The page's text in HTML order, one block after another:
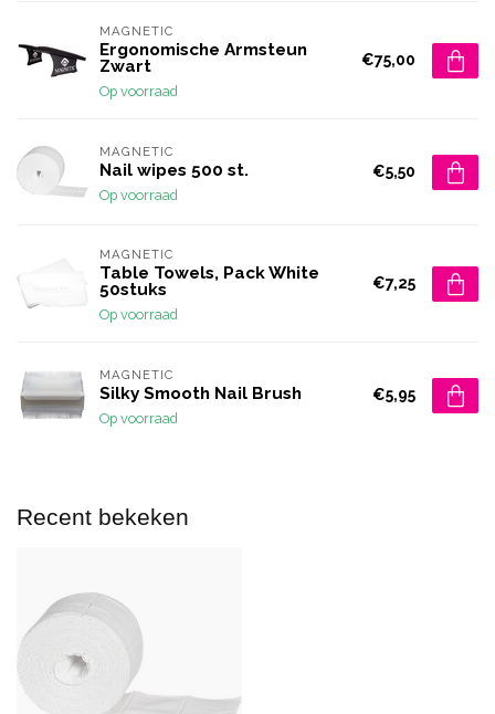
MAGNETIC
Ergonomische Armsteun
Zwart
Op voorraad
€75,00
MAGNETIC
Nail wipes 500 st.
Op voorraad
€5,50
MAGNETIC
Table Towels, Pack White
50stuks
Op voorraad
€7,25
MAGNETIC
Silky Smooth Nail Brush
Op voorraad
€5,95
Recent bekeken